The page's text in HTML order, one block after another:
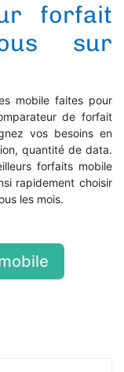
forfait
sur
mobile faites pour
de forfait
vos besoins en
quantité de data.
forfaits mobile
rapidement choisir
les mois.